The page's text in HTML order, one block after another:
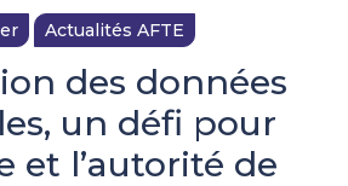
Actualités AFTE
des données
un défi pour
et l’autorité de